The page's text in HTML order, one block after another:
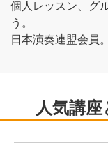
個人レッスン、グ
う。
日本演奏連盟会員